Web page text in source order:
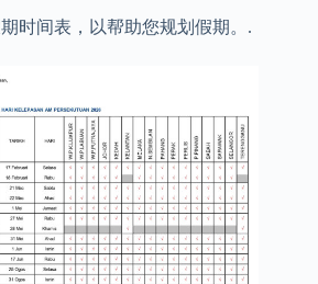
时间表，以帮助您规划假期。.